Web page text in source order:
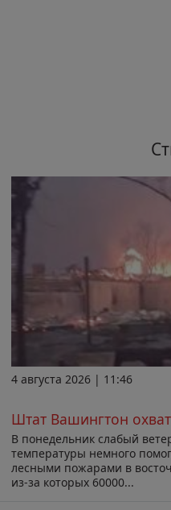
4 августа 2026 | 11:46
Штат Вашингтон
В понедельник слабый
температуры немного
лесными пожарами в
из-за которых 60000...